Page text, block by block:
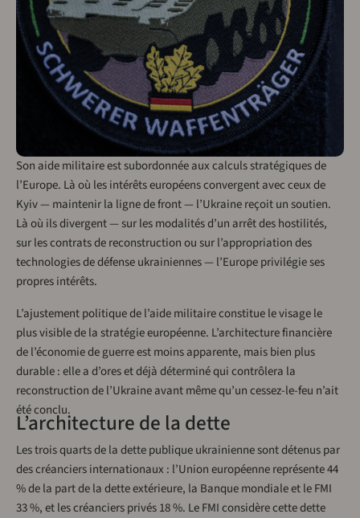
Son aide militaire est subordonnée aux calculs stratégiques de
l’Europe. Là où les intérêts européens convergent avec ceux de
Kyiv — maintenir la ligne de front — l’Ukraine reçoit un soutien.
Là où ils divergent — sur les modalités d’un arrêt des hostilités,
sur les contrats de reconstruction ou sur l’appropriation des
technologies de défense ukrainiennes — l’Europe privilégie ses
propres intérêts.
L’ajustement politique de l’aide militaire constitue le visage le
plus visible de la stratégie européenne. L’architecture financière
de l’économie de guerre est moins apparente, mais bien plus
durable : elle a d’ores et déjà déterminé qui contrôlera la
reconstruction de l’Ukraine avant même qu’un cessez-le-feu n’ait
été conclu.
L’architecture de la dette
Les trois quarts de la dette publique ukrainienne sont détenus par
des créanciers internationaux : l’Union européenne représente 44
% de la part de la dette extérieure, la Banque mondiale et le FMI
33 %, et les créanciers privés 18 %. Le FMI considère cette dette